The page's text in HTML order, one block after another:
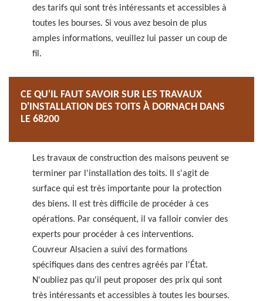
des tarifs qui sont très intéressants et accessibles à
toutes les bourses. Si vous avez besoin de plus
amples informations, veuillez lui passer un coup de
fil.
CE QU'IL FAUT SAVOIR SUR LES TRAVAUX
D'INSTALLATION DES TOITS À DORNACH DANS
LE 68200
Les travaux de construction des maisons peuvent se
terminer par l'installation des toits. Il s'agit de
surface qui est très importante pour la protection
des biens. Il est très difficile de procéder à ces
opérations. Par conséquent, il va falloir convier des
experts pour procéder à ces interventions.
Couvreur Alsacien a suivi des formations
spécifiques dans des centres agréés par l'État.
N'oubliez pas qu'il peut proposer des prix qui sont
très intéressants et accessibles à toutes les bourses.